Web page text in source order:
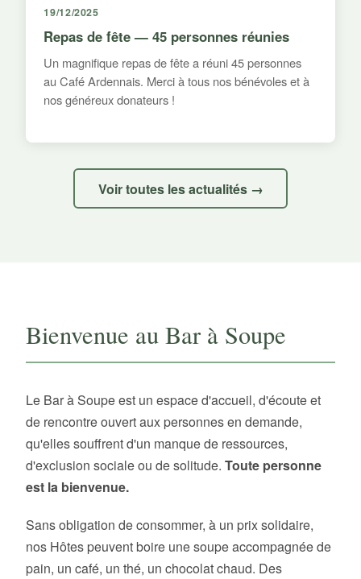
19/12/2025
Repas de fête — 45 personnes réunies
Un magnifique repas de fête a réuni 45 personnes
au Café Ardennais. Merci à tous nos bénévoles et à
nos généreux donateurs !
Voir toutes les actualités →
Bienvenue au Bar à Soupe
Le Bar à Soupe est un espace d'accueil, d'écoute et
de rencontre ouvert aux personnes en demande,
qu'elles souffrent d'un manque de ressources,
d'exclusion sociale ou de solitude. Toute personne
est la bienvenue.
Sans obligation de consommer, à un prix solidaire,
nos Hôtes peuvent boire une soupe accompagnée de
pain, un café, un thé, un chocolat chaud. Des